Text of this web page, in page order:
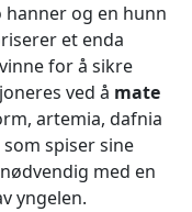
og en hunn
et enda
for å sikre
ved å mate
artemia, dafnia
spiser sine
med en
yngelen.